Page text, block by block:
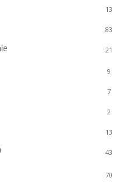
13
83
21
9
7
2
13
43
70